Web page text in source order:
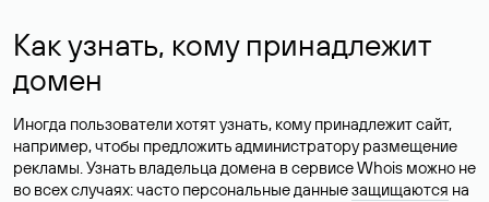
Как узнать, кому принадлежит
домен
Иногда пользователи хотят узнать, кому принадлежит сайт,
например, чтобы предложить администратору размещение
рекламы. Узнать владельца домена в сервисе Whois можно не
во всех случаях: часто персональные данныезащищаются на